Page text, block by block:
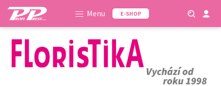
Menu E-SHOP